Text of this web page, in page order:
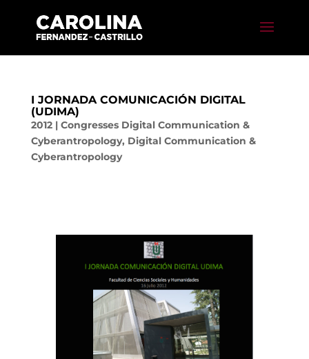
I JORNADA COMUNICACIÓN DIGITAL
(UDIMA)
2012| Congresses Digital Communication &
Cyberantropology, Digital Communication &
Cyberantropology